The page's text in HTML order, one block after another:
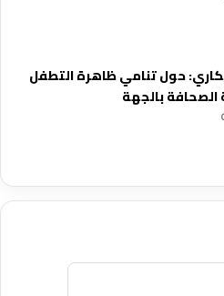
حول تنامي ظاهرة التطفل
بالجهة